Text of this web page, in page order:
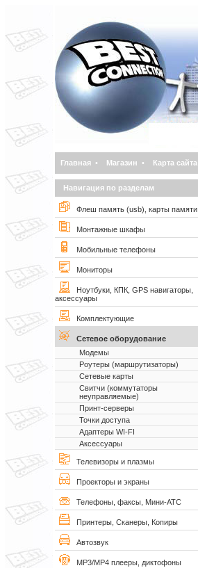
Главная • Магазин • Карта сайта
Навигация по разделам
Флеш память (usb), карты памяти
Монтажные шкафы
Мобильные телефоны
Мониторы
Ноутбуки, КПК, GPS навигаторы,
аксессуары
Комплектующие
Сетевое оборудование
Модемы
Роутеры (маршрутизаторы)
Сетевые карты
Свитчи (коммутаторы
неуправляемые)
Принт-серверы
Точки доступа
Адаптеры WI-FI
Аксессуары
Телевизоры и плазмы
Проекторы и экраны
Телефоны, факсы, Мини-АТС
Принтеры, Сканеры, Копиры
Автозвук
MP3/MP4 плееры, диктофоны